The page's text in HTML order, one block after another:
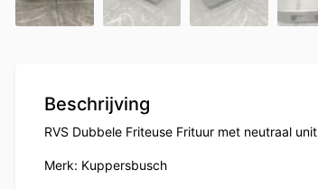
Beschrijving
RVS Dubbele Friteuse Frituur met neutraal unit
Merk: Kuppersbusch